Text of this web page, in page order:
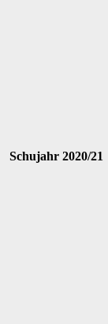
Schujahr 2020/21